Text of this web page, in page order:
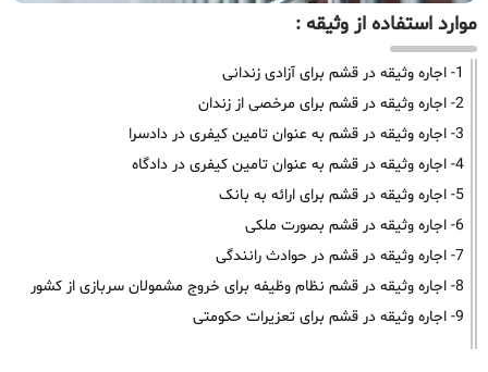
موارد استفاده از وثیقه :
1- اجاره وثیقه در قشم برای آزادی زندانی
2- اجاره وثیقه در قشم برای مرخصی از زندان
3- اجاره وثیقه در قشم به عنوان تامین کیفری در دادسرا
4- اجاره وثیقه در قشم به عنوان تامین کیفری در دادگاه
5- اجاره وثیقه در قشم برای ارائه به بانک
6- اجاره وثیقه در قشم بصورت ملکی
7- اجاره وثیقه در قشم در حوادث رانندگی
8- اجاره وثیقه در قشم نظام وظیفه برای خروج مشمولان سربازی از کشور
9- اجاره وثیقه در قشم برای تعزیرات حکومتی